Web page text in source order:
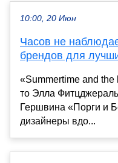
10:00, 20 Июн
Часов не
брендов для
«Summertime and
то Элла
Гершвина «Порги и
дизайнеры вдо...